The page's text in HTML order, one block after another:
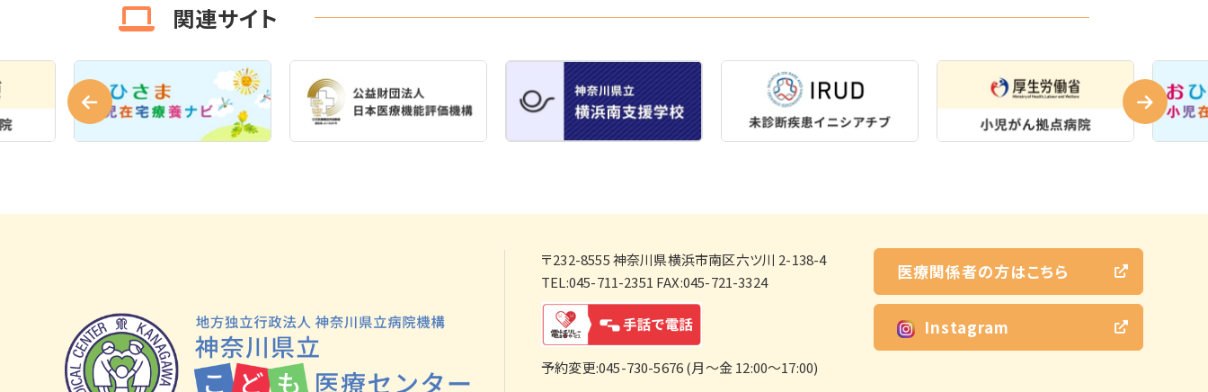
関連サイト
〒232-8555神奈川県横浜市南区六ツ川 2-138-4
TEL:045-711-2351 FAX:045-721-3324
予約変更:045-730-5676 (月～金 12:00～17:00)
医療関係者の方はこちら
Instagram